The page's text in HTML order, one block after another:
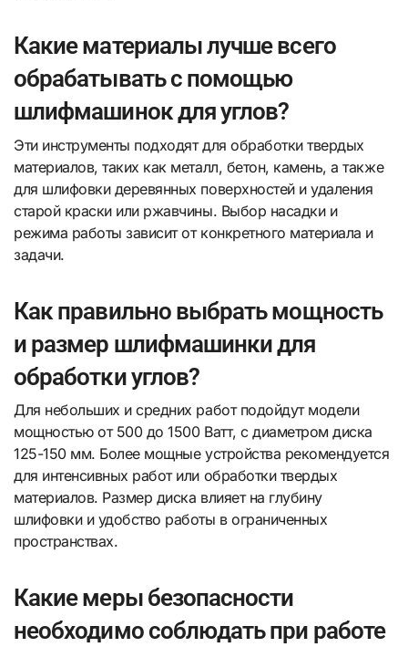
Какие материалы лучше всего
обрабатывать с помощью
шлифмашинок для углов?
Эти инструменты подходят для обработки твердых
материалов, таких как металл, бетон, камень, а также
для шлифовки деревянных поверхностей и удаления
старой краски или ржавчины. Выбор насадки и
режима работы зависит от конкретного материала и
задачи.
Как правильно выбрать мощность
и размер шлифмашинки для
обработки углов?
Для небольших и средних работ подойдут модели
мощностью от 500 до 1500 Ватт, с диаметром диска
125-150 мм. Более мощные устройства рекомендуется
для интенсивных работ или обработки твердых
материалов. Размер диска влияет на глубину
шлифовки и удобство работы в ограниченных
пространствах.
Какие меры безопасности
необходимо соблюдать при работе